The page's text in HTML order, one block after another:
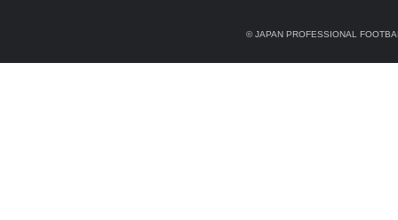
© JAPAN PROFESSIONAL